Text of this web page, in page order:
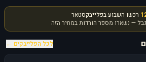
רכשו השבוע בפלייבקסטאר
— נשארו מספר הורדות במחיר הזה
לכל הפלייבקים ←